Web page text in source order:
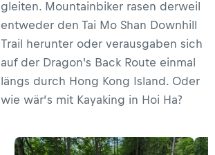
gleiten. Mountainbiker rasen derweil
entweder den Tai Mo Shan Downhill
Trail herunter oder verausgaben sich
auf der Dragon's Back Route einmal
längs durch Hong Kong Island. Oder
wie wär’s mit Kayaking in Hoi Ha?